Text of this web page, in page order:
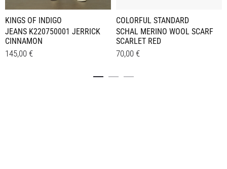
KINGS OF INDIGO
JEANS K220750001 JERRICK
CINNAMON
145,00 €
COLORFUL STANDARD
SCHAL MERINO WOOL SCARF
SCARLET RED
70,00 €